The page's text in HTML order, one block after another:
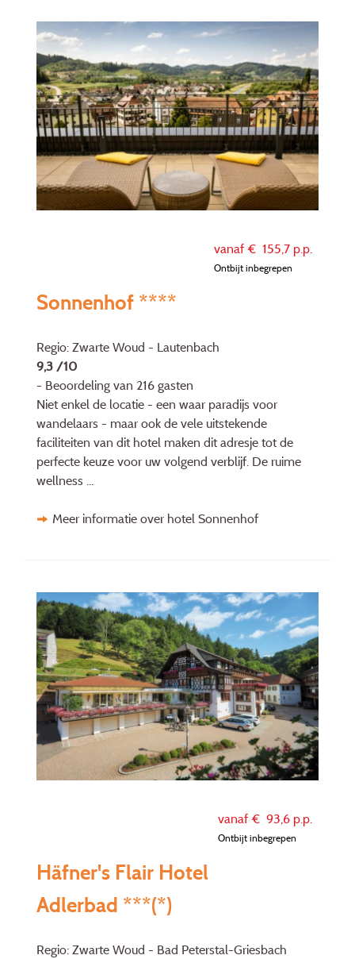
vanaf € 155,7 p.p.
Ontbijt inbegrepen
Sonnenhof ****
Regio: Zwarte Woud - Lautenbach
9,3 /10
- Beoordeling van 216 gasten
Niet enkel de locatie - een waar paradijs voor
wandelaars - maar ook de vele uitstekende
faciliteiten van dit hotel maken dit adresje tot de
perfecte keuze voor uw volgend verblijf. De ruime
wellness ...
Meer informatie over hotel Sonnenhof
vanaf € 93,6 p.p.
Ontbijt inbegrepen
Häfner's Flair Hotel
Adlerbad ***(*)
Regio: Zwarte Woud - Bad Peterstal-Griesbach